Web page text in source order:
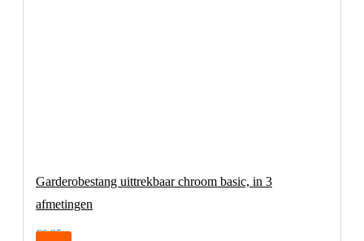
Garderobestang uittrekbaar chroom basic, in 3
afmetingen
€6,95